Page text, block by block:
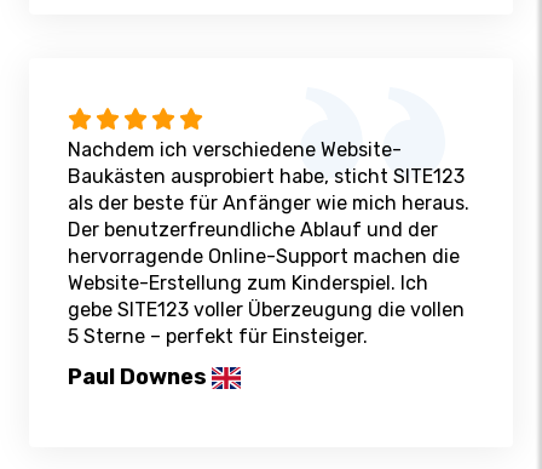
Nachdem ich verschiedene Website-
Baukästen ausprobiert habe, sticht SITE123
als der beste für Anfänger wie mich heraus.
Der benutzerfreundliche Ablauf und der
hervorragende Online-Support machen die
Website-Erstellung zum Kinderspiel. Ich
gebe SITE123 voller Überzeugung die vollen
5 Sterne – perfekt für Einsteiger.
Paul Downes